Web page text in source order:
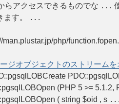
らアクセスできるものでな ...
ます。
...
man.plustar.jp/php/
ジオブジェクトのストリームを
(PHP 5 >= 5.1.2,
( string $oid , s ...